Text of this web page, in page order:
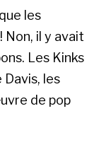
les
Non, il y avait
Les Kinks
les
de pop